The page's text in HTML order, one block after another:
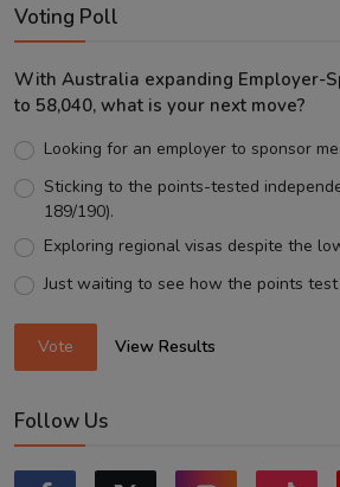
Voting Poll
With Australia expanding Employer-
to 58,040, what is your next move?
Looking for an employer to sponsor
Sticking to the points-tested
189/190).
Exploring regional visas despite the
Just waiting to see how the points
Vote View Results
Follow Us